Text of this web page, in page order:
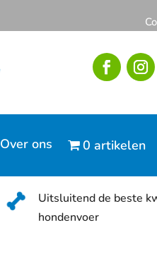
Over ons 0 artikelen
Uitsluitend de beste
hondenvoer